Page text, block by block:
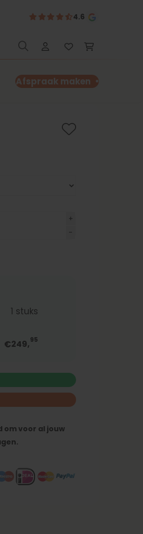
4.6
Afspraak maken
1 stuks
€249,95
om voor al jouw